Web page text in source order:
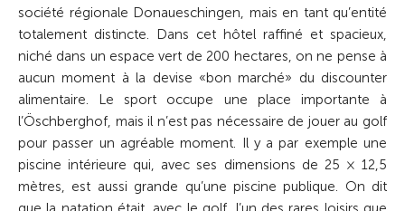
société régionale Donaueschingen, mais en tant qu’entité
totalement distincte. Dans cet hôtel raffiné et spacieux,
niché dans un espace vert de 200 hectares, on ne pense à
aucun moment à la devise «bon marché» du discounter
alimentaire. Le sport occupe une place importante à
l’Öschberghof, mais il n’est pas nécessaire de jouer au golf
pour passer un agréable moment. Il y a par exemple une
piscine intérieure qui, avec ses dimensions de 25 × 12,5
mètres, est aussi grande qu’une piscine publique. On dit